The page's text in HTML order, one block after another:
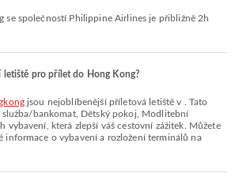
letiště pro přílet do Hong Kong?
jsou nejoblíbenější příletová letiště v . Tato
služba/bankomat, Dětský pokoj, Modlitební
vybavení, která zlepší váš cestovní zážitek. Můžete
informace o vybavení a rozložení terminálů na